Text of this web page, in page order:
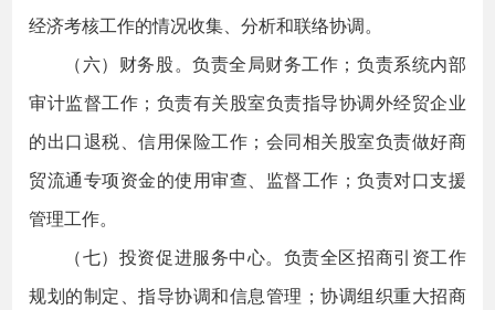
经济考核工作的情况收集、分析和联络协调。
（六）财务股。负责全局财务工作；负责系统内部
审计监督工作；负责有关股室负责指导协调外经贸企业
的出口退税、信用保险工作；会同相关股室负责做好商
贸流通专项资金的使用审查、监督工作；负责对口支援
管理工作。
（七）投资促进服务中心。负责全区招商引资工作
规划的制定、指导协调和信息管理；协调组织重大招商